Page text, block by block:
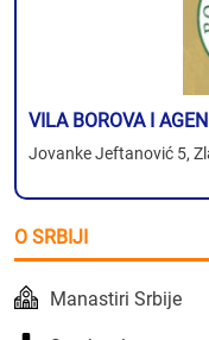
VILA BOROVA I
Jovanke Jeftanović 5,
O SRBIJI
Manastiri Srbije